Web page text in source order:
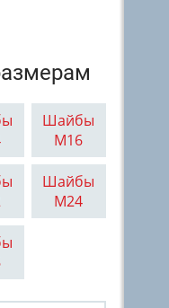
Шайбы
М16
Шайбы
М24